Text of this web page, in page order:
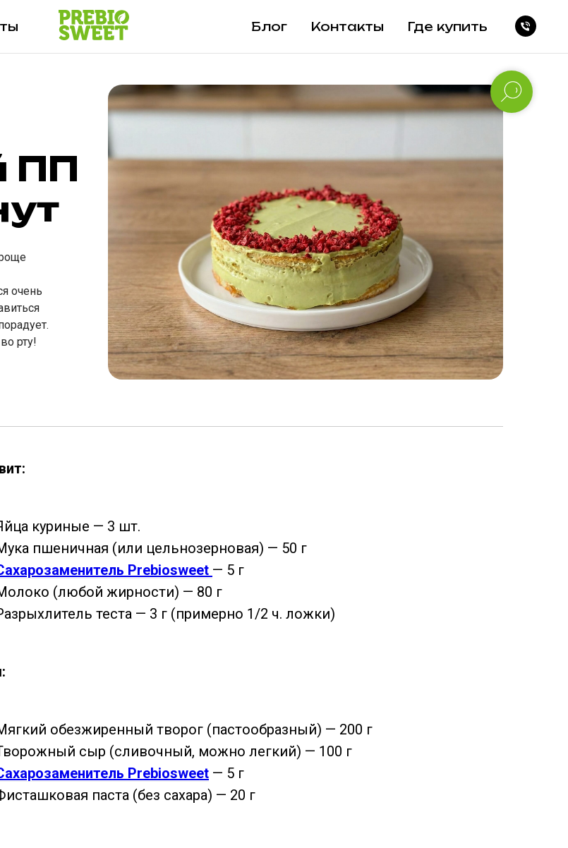
Блог Контакты Где купить
ПП
очень
рту!
куриные — 3 шт.
пшеничная (или цельнозерновая) — 50 г
Prebiosweet — 5 г
(любой жирности) — 80 г
теста — 3 г (примерно 1/2 ч. ложки)
обезжиренный творог (пастообразный) — 200 г
сыр (сливочный, можно легкий) — 100 г
Prebiosweet — 5 г
паста (без сахара) — 20 г